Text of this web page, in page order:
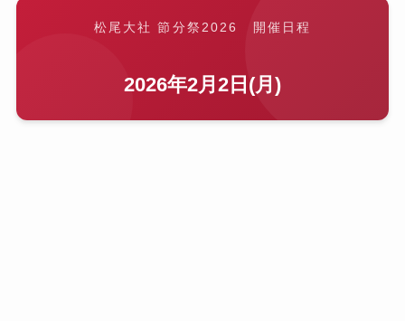
松尾大社 節分祭2026 開催日程
2026年2月2日(月)